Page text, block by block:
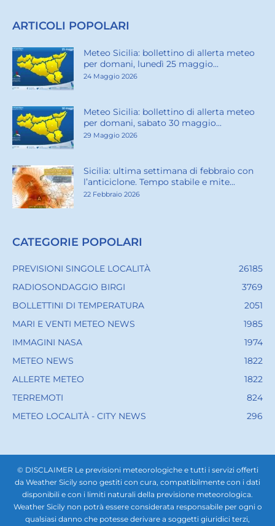
ARTICOLI POPOLARI
Meteo Sicilia: bollettino di allerta meteo
per domani, lunedì 25 maggio...
24 Maggio 2026
Meteo Sicilia: bollettino di allerta meteo
per domani, sabato 30 maggio...
29 Maggio 2026
Sicilia: ultima settimana di febbraio con
l’anticiclone. Tempo stabile e mite...
22 Febbraio 2026
CATEGORIE POPOLARI
PREVISIONI SINGOLE LOCALITÀ
26185
RADIOSONDAGGIO BIRGI
3769
BOLLETTINI DI TEMPERATURA
2051
MARI E VENTI METEO NEWS
1985
IMMAGINI NASA
1974
METEO NEWS
1822
ALLERTE METEO
1822
TERREMOTI
824
METEO LOCALITÀ - CITY NEWS
296
© DISCLAIMER Le previsioni meteorologiche e tutti i servizi offerti
da Weather Sicily sono gestiti con cura, compatibilmente con i dati
disponibili e con i limiti naturali della previsione meteorologica.
Weather Sicily non potrà essere considerata responsabile per ogni o
qualsiasi danno che potesse derivare a soggetti giuridici terzi,